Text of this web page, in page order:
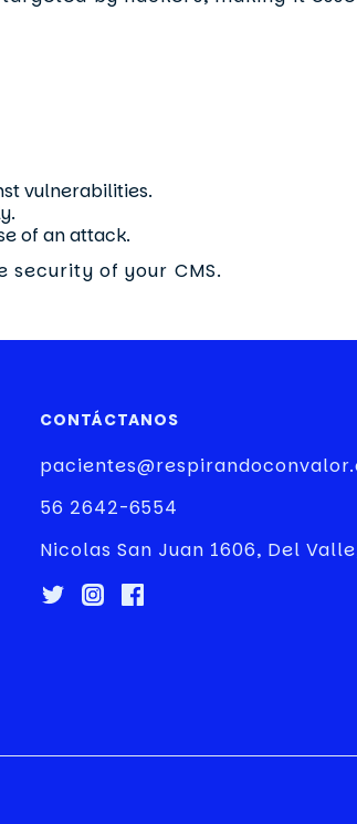
vulnerabilities.
of an attack.
of your CMS.
CONTÁCTANOS
56 2642-6554
Nicolas San Juan 1606, Del